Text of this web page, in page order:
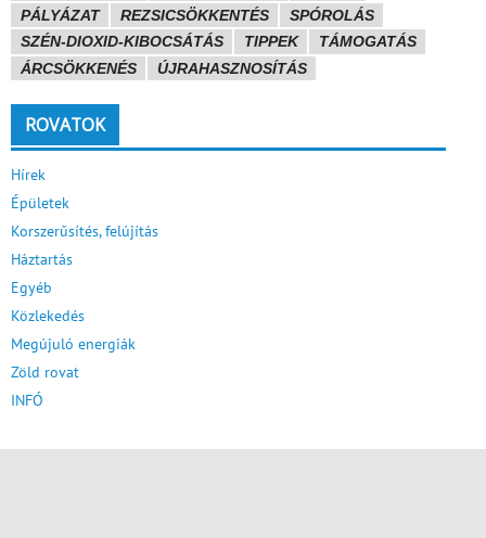
PÁLYÁZAT
REZSICSÖKKENTÉS
SPÓROLÁS
SZÉN-DIOXID-KIBOCSÁTÁS
TIPPEK
TÁMOGATÁS
ÁRCSÖKKENÉS
ÚJRAHASZNOSÍTÁS
ROVATOK
Hírek
Épületek
Korszerűsítés, felújítás
Háztartás
Egyéb
Közlekedés
Megújuló energiák
Zöld rovat
INFÓ